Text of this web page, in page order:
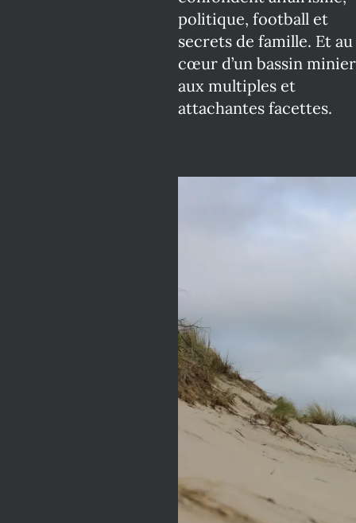
politique, football et
secrets de famille. Et au
cœur d’un bassin minier
aux multiples et
attachantes facettes.
Alors qu’il se promène
sur les sentiers
verdoyants du Mont
Saint-Frieux, Gabin, un
alerte trentenaire,
découvre dans les
fourrés un mystérieux
objet, en forme de 9.
Après mûres réflexions,